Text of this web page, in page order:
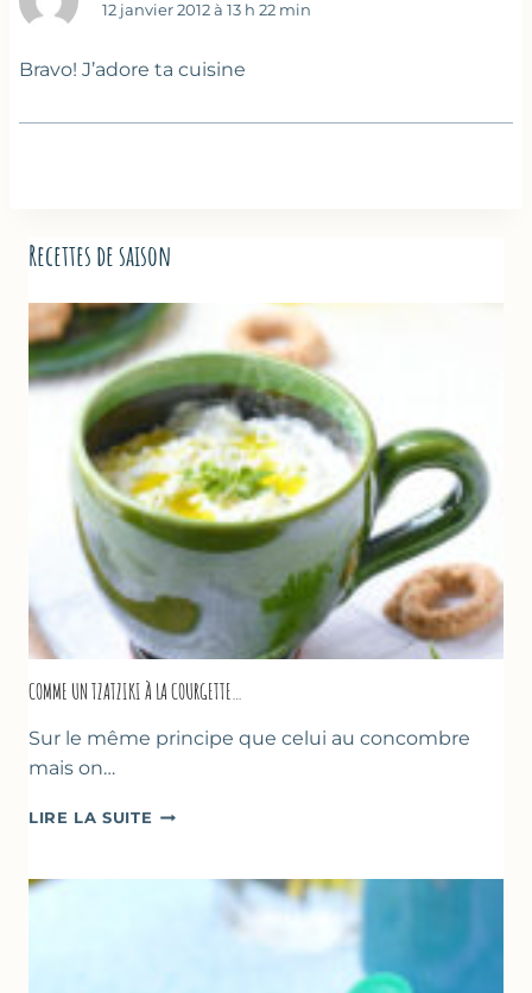
12 janvier 2012 à 13 h 22 min
Bravo! J’adore ta cuisine
Recettes de saison
COMME UN TZATZIKI À LA COURGETTE…
Sur le même principe que celui au concombre
mais on…
LIRE LA SUITE COMME
À
COURGETTE…